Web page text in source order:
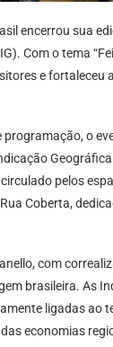
encerrou sua
Com o tema
e fortaleceu
o
pelos
Coberta,
com
brasileira. As
ligadas ao
economias